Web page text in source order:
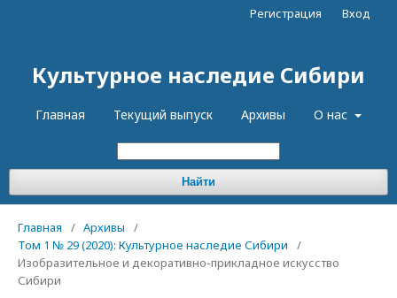
Культурное наследие Сибири
Главная Текущий выпуск Архивы О нас
Найти
Регистрация Вход
Главная / Архивы
/
Том 1 № 29 (2020): Культурное наследие Сибири
/
Изобразительное и декоративно-прикладное искусство
Сибири